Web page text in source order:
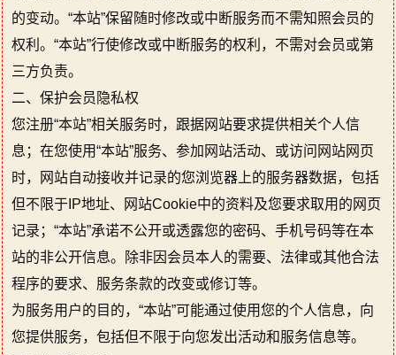
的变动。“本站”保留随时修改或中断服务而不需知照会员的
权利。“本站”行使修改或中断服务的权利，不需对会员或第
三方负责。
二、保护会员隐私权
您注册“本站”相关服务时，跟据网站要求提供相关个人信
息；在您使用“本站”服务、参加网站活动、或访问网站网页
时，网站自动接收并记录的您浏览器上的服务器数据，包括
但不限于IP地址、网站Cookie中的资料及您要求取用的网页
记录；“本站”承诺不公开或透露您的密码、手机号码等在本
站的非公开信息。除非因会员本人的需要、法律或其他合法
程序的要求、服务条款的改变或修订等。
为服务用户的目的，“本站”可能通过使用您的个人信息，向
您提供服务，包括但不限于向您发出活动和服务信息等。